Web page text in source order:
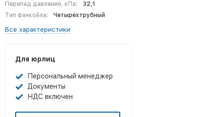
Перепад давления, кПа:
32,1
Тип фанкойла:
Четырехтрубный
Все характеристики
Для юрлиц
Персональный менеджер
Документы
НДС включен